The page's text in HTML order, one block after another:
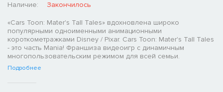
Наличие:
Закончилось
«Cars Toon: Mater's Tall Tales» вдохновлена широко
популярными одноименными анимационными
короткометражками Disney / Pixar. Cars Toon: Mater's Tall Tales
- это часть Mania! Франшиза видеоигр с динамичным
многопользовательским режимом для всей семьи.
Подробнее